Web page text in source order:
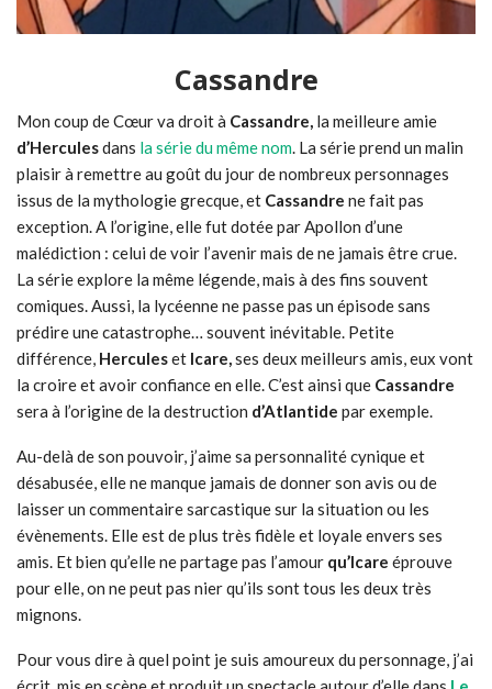
Cassandre
Mon coup de Cœur va droit à Cassandre, la meilleure amie
d’Herculesdans la série du même nom . La série prend un malin
plaisir à remettre au goût du jour de nombreux personnages
issus de la mythologie grecque, et Cassandre ne fait pas
exception. A l’origine, elle fut dotée par Apollon d’une
malédiction : celui de voir l’avenir mais de ne jamais être crue.
La série explore la même légende, mais à des fins souvent
comiques. Aussi, la lycéenne ne passe pas un épisode sans
prédire une catastrophe… souvent inévitable. Petite
différence, Herculeset Icare, ses deux meilleurs amis, eux vont
la croire et avoir confiance en elle. C’est ainsi que Cassandre
sera à l’origine de la destruction d’Atlantide par exemple.
Au-delà de son pouvoir, j’aime sa personnalité cynique et
désabusée, elle ne manque jamais de donner son avis ou de
laisser un commentaire sarcastique sur la situation ou les
évènements. Elle est de plus très fidèle et loyale envers ses
amis. Et bien qu’elle ne partage pas l’amour qu’Icare éprouve
pour elle, on ne peut pas nier qu’ils sont tous les deux très
mignons.
Pour vous dire à quel point je suis amoureux du personnage, j’ai